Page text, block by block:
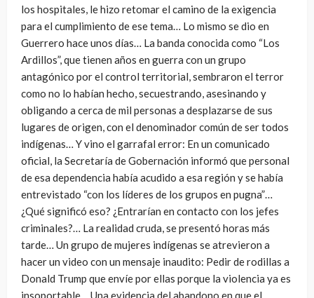
los hospitales, le hizo retomar el camino de la exigencia
para el cumplimiento de ese tema… Lo mismo se dio en
Guerrero hace unos días… La banda conocida como “Los
Ardillos”, que tienen años en guerra con un grupo
antagónico por el control territorial, sembraron el terror
como no lo habían hecho, secuestrando, asesinando y
obligando a cerca de mil personas a desplazarse de sus
lugares de origen, con el denominador común de ser todos
indígenas… Y vino el garrafal error: En un comunicado
oficial, la Secretaría de Gobernación informó que personal
de esa dependencia había acudido a esa región y se había
entrevistado “con los líderes de los grupos en pugna”…
¿Qué significó eso? ¿Entrarían en contacto con los jefes
criminales?… La realidad cruda, se presentó horas más
tarde… Un grupo de mujeres indígenas se atrevieron a
hacer un video con un mensaje inaudito: Pedir de rodillas a
Donald Trump que envíe por ellas porque la violencia ya es
insoportable… Una evidencia del abandono en que el